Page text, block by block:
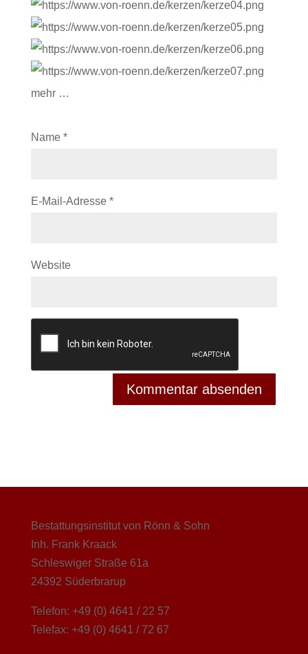
mehr …
Name *
E-Mail-Adresse *
Website
Bestattungsinstitut von Rönn & Sohn
Inh. Frank Kraack
Schleswiger Straße 61a
24392 Süderbrarup
Telefon: +49 (0) 4641 / 22 57
Telefax: +49 (0) 4641 / 72 67